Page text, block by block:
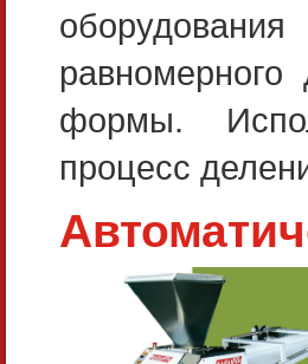
формы.
процесс